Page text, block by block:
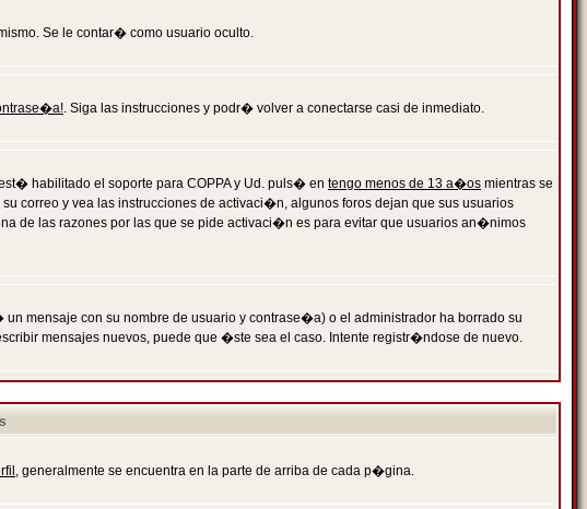
Se le contar� como usuario oculto.
. Siga las instrucciones y podr� volver a conectarse casi de inmediato.
habilitado el soporte para COPPA y Ud. puls� en tengo menos de 13 a�os mientras se
correo y vea las instrucciones de activaci�n, algunos foros dejan que sus usuarios
de las razones por las que se pide activaci�n es para evitar que usuarios an�nimos
mensaje con su nombre de usuario y contrase�a) o el administrador ha borrado su
mensajes nuevos, puede que �ste sea el caso. Intente registr�ndose de nuevo.
, generalmente se encuentra en la parte de arriba de cada p�gina.